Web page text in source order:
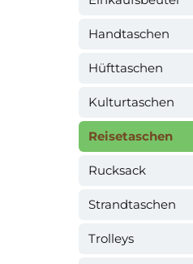
Handtaschen
Hüfttaschen
Kulturtaschen
Reisetaschen
Rucksack
Strandtaschen
Trolleys